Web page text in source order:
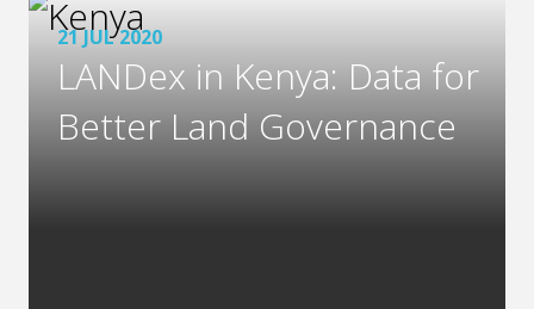
21 JUL 2020
LANDex in Kenya: Data for
Better Land Governance